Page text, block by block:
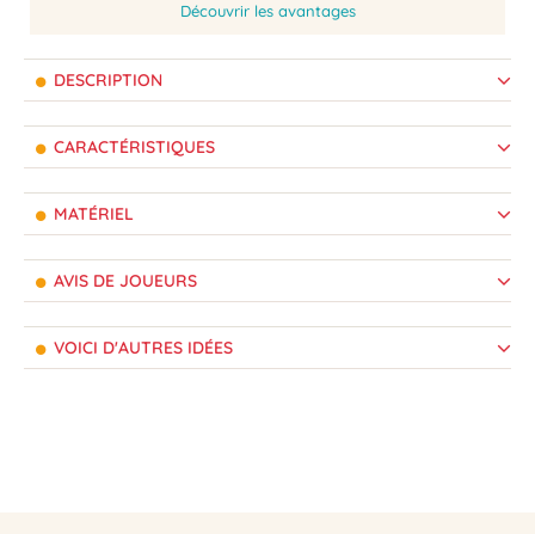
Découvrir les avantages
DESCRIPTION
CARACTÉRISTIQUES
MATÉRIEL
AVIS DE JOUEURS
VOICI D'AUTRES IDÉES